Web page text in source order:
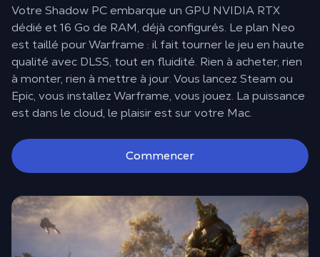
Votre Shadow PC embarque un GPU NVIDIA RTX
dédié et 16 Go de RAM, déjà configurés. Le plan Neo
est taillé pour Warframe : il fait tourner le jeu en haute
qualité avec DLSS, tout en fluidité. Rien à acheter, rien
à monter, rien à mettre à jour. Vous lancez Steam ou
Epic, vous installez Warframe, vous jouez. La puissance
est dans le cloud, le plaisir est sur votre Mac.
Commencer